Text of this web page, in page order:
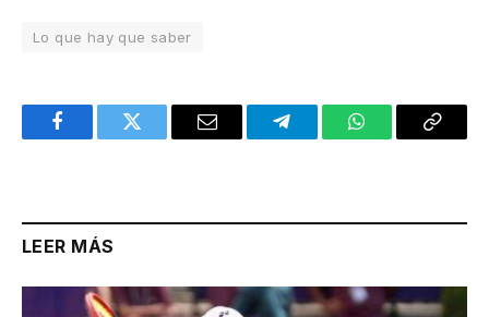
Lo que hay que saber
FacebookTwitter Email TelegramWhatsAppCopy
LEER MÁS